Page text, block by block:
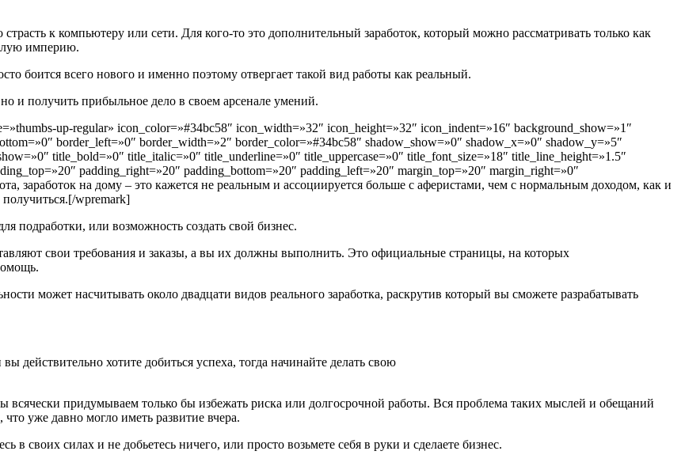
к компьютеру или сети. Для кого-то это дополнительный заработок, который можно рассматривать только как
империю.
боится всего нового и именно поэтому отвергает такой вид работы как реальный.
и получить прибыльное дело в своем арсенале умений.
up-regular» icon_color=»#34bc58″ icon_width=»32″ icon_height=»32″ icon_indent=»16″ background_show=»1″
border_left=»0″ border_width=»2″ border_color=»#34bc58″ shadow_show=»0″ shadow_x=»0″ shadow_y=»5″
title_bold=»0″ title_italic=»0″ title_underline=»0″ title_uppercase=»0″ title_font_size=»18″ title_line_height=»1.5″
padding_right=»20″ padding_bottom=»20″ padding_left=»20″ margin_top=»20″ margin_right=»0″
заработок на дому – это кажется не реальным и ассоциируется больше с аферистами, чем с нормальным доходом, как и
wpremark]
подработки, или возможность создать свой бизнес.
свои требования и заказы, а вы их должны выполнить. Это официальные страницы, на которых
может насчитывать около двадцати видов реального заработка, раскрутив который вы сможете разрабатывать
действительно хотите добиться успеха, тогда начинайте делать свою
всячески придумываем только бы избежать риска или долгосрочной работы. Вся проблема таких мыслей и обещаний
уже давно могло иметь развитие вчера.
в своих силах и не добьетесь ничего, или просто возьмете себя в руки и сделаете бизнес.